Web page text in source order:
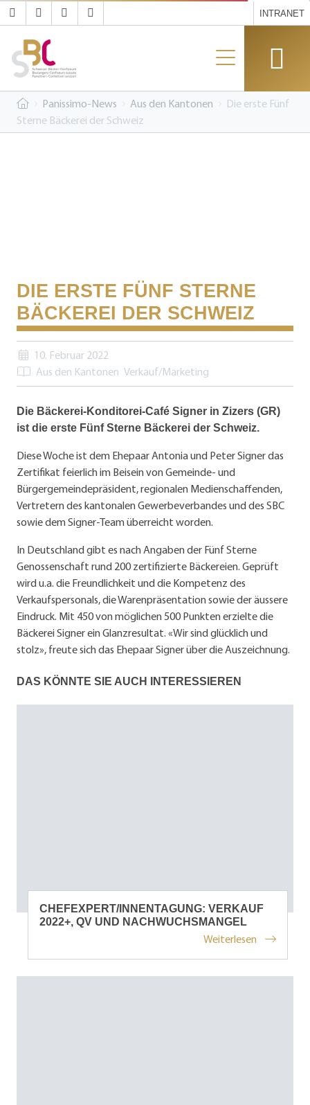
INTRANET
Panissimo-News Aus den Kantonen
Die erste Fünf
Sterne Bäckerei der Schweiz
DIE ERSTE FÜNF STERNE
BÄCKEREI DER SCHWEIZ
10. Februar 2022
Aus den Kantonen Verkauf/Marketing
Die Bäckerei-Konditorei-Café Signer in Zizers (GR)
ist die erste Fünf Sterne Bäckerei der Schweiz.
Diese Woche ist dem Ehepaar Antonia und Peter Signer das
Zertifikat feierlich im Beisein von Gemeinde- und
Bürgergemeindepräsident, regionalen Medienschaffenden,
Vertretern des kantonalen Gewerbeverbandes und des SBC
sowie dem Signer-Team überreicht worden.
In Deutschland gibt es nach Angaben der Fünf Sterne
Genossenschaft rund 200 zertifizierte Bäckereien. Geprüft
wird u.a. die Freundlichkeit und die Kompetenz des
Verkaufspersonals, die Warenpräsentation sowie der äussere
Eindruck. Mit 450 von möglichen 500 Punkten erzielte die
Bäckerei Signer ein Glanzresultat. «Wir sind glücklich und
stolz», freute sich das Ehepaar Signer über die Auszeichnung.
DAS KÖNNTE SIE AUCH INTERESSIEREN
CHEFEXPERT/INNENTAGUNG: VERKAUF
2022+, QV UND NACHWUCHSMANGEL
Weiterlesen